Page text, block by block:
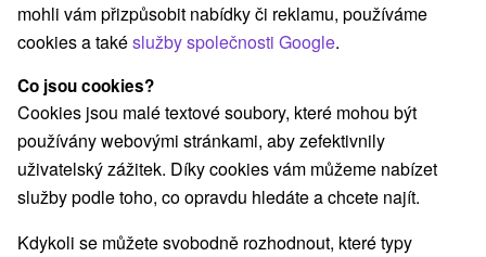
Rezervace a výběr pobytu
Navigovat do místa
O ZAŘÍZENÍ POBYTY RECENZE
9,4 vynikající·405 recenzí
mohli vám přizpůsobit nabídky či reklamu, používáme
cookies a takéslužby společnosti Google.
Co jsou cookies?
Cookies jsou malé textové soubory, které mohou být
používány webovými stránkami, aby zefektivnily
uživatelský zážitek. Díky cookies vám můžeme nabízet
služby podle toho, co opravdu hledáte a chcete najít.
Kdykoli se můžete svobodně rozhodnout, které typy